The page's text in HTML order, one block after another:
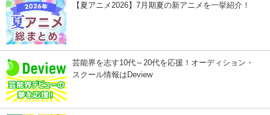
【夏アニメ2026】7月期夏の新アニメを一挙紹介！
芸能界を志す10代～20代を応援！オーディション・
スクール情報はDeview